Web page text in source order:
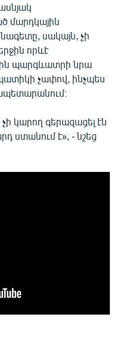
մարդկային
սակայն, չի
որևէ
պարգևատրի նրա
չափով, ինչպես
կարող գերազացել էն
ստանում է», - նշեց